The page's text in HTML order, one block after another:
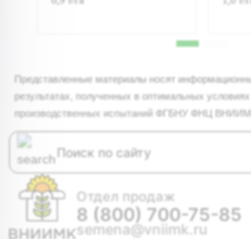
Представленные материалы носят
результатах, полученных в оптимальных
производственных испытаний ФГБНУ ФНЦ
Отдел продаж
8 (800) 700-75-85
semena@vniimk.ru